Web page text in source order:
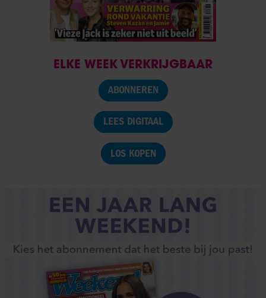
ELKE WEEK VERKRIJGBAAR
ABONNEREN
LEES DIGITAAL
LOS KOPEN